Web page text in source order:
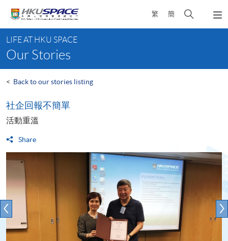
content
繁 簡
Open
search
content
start
LIFE AT HKU SPACE
Our Stories
< Back to our stories listing
社企回報不簡單
活動重溫
Share